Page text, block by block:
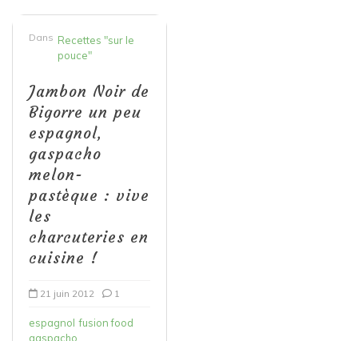
Dans Recettes "sur le
pouce"
Jambon Noir de
Bigorre un peu
espagnol,
gaspacho
melon-
pastèque : vive
les
charcuteries en
cuisine !
21 juin 2012 1
espagnol fusion food
gaspacho